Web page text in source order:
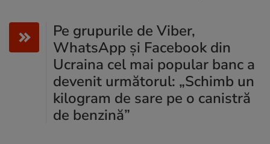
Pe grupurile de Viber,
WhatsApp și Facebook din
Ucraina cel mai popular banc a
devenit următorul: „Schimb un
kilogram de sare pe o canistră
de benzină”